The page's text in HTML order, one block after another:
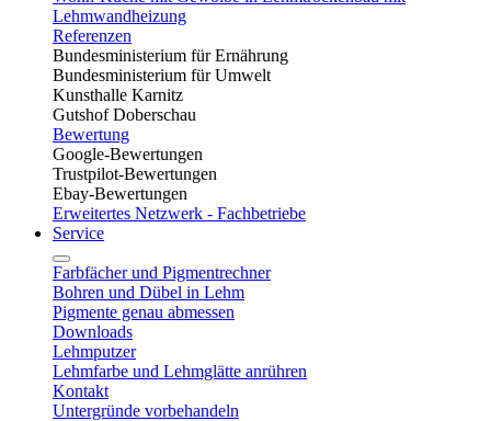
Lehmwandheizung
Referenzen
Bundesministerium für Ernährung
Bundesministerium für Umwelt
Kunsthalle Karnitz
Gutshof Doberschau
Bewertung
Google-Bewertungen
Trustpilot-Bewertungen
Ebay-Bewertungen
Erweitertes Netzwerk - Fachbetriebe
Service
Farbfächer und Pigmentrechner
Bohren und Dübel in Lehm​
Pigmente genau abmessen
Downloads
Lehmputzer
Lehmfarbe und Lehmglätte anrühren
Kontakt
Untergründe vorbehandeln